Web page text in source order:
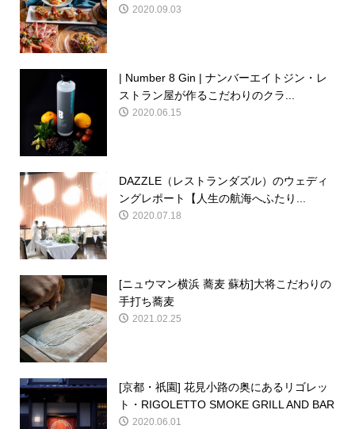
2020.09.03
| Number 8 Gin | ナンバーエイトジン・レ
ストラン屋が作るこだわりのクラ...
2020.06.15
DAZZLE（レストランダズル）のウェディ
ングレポート【人生の航海へふたり...
2020.07.18
[ニュウマン横浜 蕎麦 蘇枋]大将こだわりの
手打ち蕎麦
2021.02.25
[京都・祇園] 花見小路の奥にあるリゴレッ
ト・RIGOLETTO SMOKE GRILL AND BAR
2020.06.01